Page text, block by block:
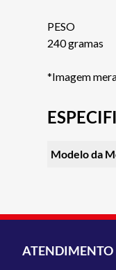
PESO
240 gramas
*Imagem
Modelo da
ATENDIMENTO